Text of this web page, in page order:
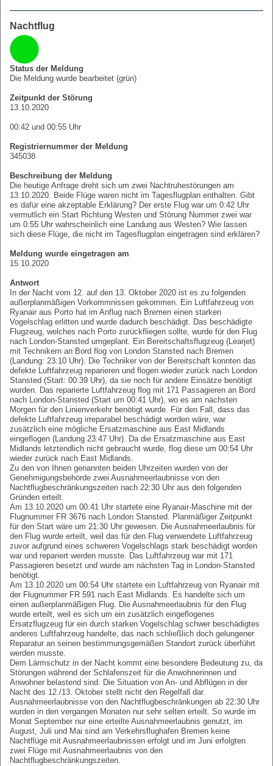
Nachtflug
Status der Meldung
Die Meldung wurde bearbeitet (grün)
Zeitpunkt der Störung
13.10.2020
00:42 und 00:55 Uhr
Registriernummer der Meldung
345038
Beschreibung der Meldung
Die heutige Anfrage dreht sich um zwei Nachtruhestörungen am
13.10.2020. Beide Flüge waren nicht im Tagesflugplan enthalten. Gibt
es dafür eine akzeptable Erklärung? Der erste Flug war um 0:42 Uhr
vermutlich ein Start Richtung Westen und Störung Nummer zwei war
um 0:55 Uhr wahrscheinlich eine Landung aus Westen? Wie lassen
sich diese Flüge, die nicht im Tagesflugplan eingetragen sind erklären?
Meldung wurde eingetragen am
15.10.2020
Antwort
In der Nacht vom 12. auf den 13. Oktober 2020 ist es zu folgenden
außerplanmäßigen Vorkommnissen gekommen. Ein Luftfahrzeug von
Ryanair aus Porto hat im Anflug nach Bremen einen starken
Vogelschlag erlitten und wurde dadurch beschädigt. Das beschädigte
Flugzeug, welches nach Porto zurückfliegen sollte, wurde für den Flug
nach London-Stansted umgeplant. Ein Bereitschaftsflugzeug (Learjet)
mit Technikern an Bord flog von London Stansted nach Bremen
(Landung: 23:10 Uhr). Die Techniker von der Bereitschaft konnten das
defekte Luftfahrzeug reparieren und flogen wieder zurück nach London
Stansted (Start: 00:39 Uhr), da sie noch für andere Einsätze benötigt
wurden. Das reparierte Luftfahrzeug flog mit 171 Passagieren an Bord
nach London-Stansted (Start um 00:41 Uhr), wo es am nächsten
Morgen für den Linienverkehr benötigt wurde. Für den Fall, dass das
defekte Luftfahrzeug irreparabel beschädigt worden wäre, war
zusätzlich eine mögliche Ersatzmaschine aus East Midlands
eingeflogen (Landung 23:47 Uhr). Da die Ersatzmaschine aus East
Midlands letztendlich nicht gebraucht wurde, flog diese um 00:54 Uhr
wieder zurück nach East Midlands.
Zu den von Ihnen genannten beiden Uhrzeiten wurden von der
Genehmigungsbehörde zwei Ausnahmeerlaubnisse von den
Nachtflugbeschränkungszeiten nach 22:30 Uhr aus den folgenden
Gründen erteilt.
Am 13.10.2020 um 00:41 Uhr startete eine Ryanair-Maschine mit der
Flugnummer FR 3676 nach London Stansted. Planmäßiger Zeitpunkt
für den Start wäre um 21:30 Uhr gewesen. Die Ausnahmeerlaubnis für
den Flug wurde erteilt, weil das für den Flug verwendete Luftfahrzeug
zuvor aufgrund eines schweren Vogelschlags stark beschädigt worden
war und repariert werden musste. Das Luftfahrzeug war mit 171
Passagieren besetzt und wurde am nächsten Tag in London-Stansted
benötigt.
Am 13.10.2020 um 00:54 Uhr startete ein Luftfahrzeug von Ryanair mit
der Flugnummer FR 591 nach East Midlands. Es handelte sich um
einen außerplanmäßigen Flug. Die Ausnahmeerlaubnis für den Flug
wurde erteilt, weil es sich um ein zusätzlich eingeflogenes
Ersatzflugzeug für ein durch starken Vogelschlag schwer beschädigtes
anderes Luftfahrzeug handelte, das nach schließlich doch gelungener
Reparatur an seinen bestimmungsgemäßen Standort zurück überführt
werden musste.
Dem Lärmschutz in der Nacht kommt eine besondere Bedeutung zu, da
Störungen während der Schlafenszeit für die Anwohnerinnen und
Anwohner belastend sind. Die Situation von An- und Abflügen in der
Nacht des 12./13. Oktober stellt nicht den Regelfall dar.
Ausnahmeerlaubnisse von den Nachtflugbeschränkungen ab 22:30 Uhr
wurden in den vergangen Monaten nur sehr selten erteilt. So wurde im
Monat September nur eine erteilte Ausnahmeerlaubnis genutzt, im
August, Juli und Mai sind am Verkehrsflughafen Bremen keine
Nachtflüge mit Ausnahmeerlaubnissen erfolgt und im Juni erfolgten
zwei Flüge mit Ausnahmeerlaubnis von den
Nachtflugbeschränkungszeiten.